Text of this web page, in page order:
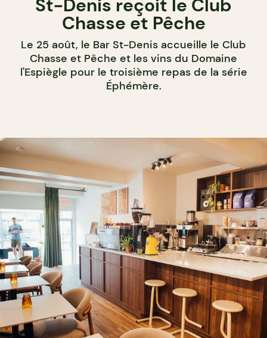
St-Denis reçoit le Club
Chasse et Pêche
Le 25 août, le Bar St-Denis accueille le Club
Chasse et Pêche et les vins du Domaine
l'Espiègle pour le troisième repas de la série
Éphémère.